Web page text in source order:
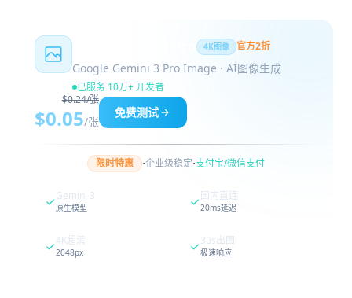
4K图像 官方2折
Google Gemini 3 Pro Image · AI图像生成
已服务 10万+ 开发者
$0.24/张
$0.05/张
免费测试
限时特惠 ·企业级稳定·支付宝/微信支付
Gemini 3
原生模型
国内直连
20ms延迟
4K超清
2048px
30s出图
极速响应